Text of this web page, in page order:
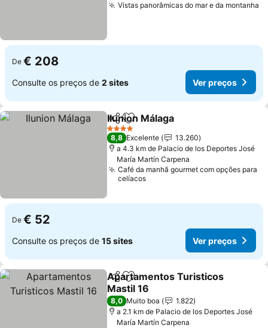
Vistas panorâmicas do mar e da montanha
De € 208
Consulte os preços de 2 sites Ver preços
PartilharAdicionar aos favoritos
Ilunion Málaga
4 Estrelas
8,8 Excelente
13.260
a 4.3 km de Palacio de los Deportes José
María Martín Carpena
Café da manhã gourmet com opções para
celíacos
De € 52
Consulte os preços de 15 sites Ver preços
PartilharAdicionar aos favoritos
Apartamentos Turisticos
Mastil 16
Ver preços
8,0 Muito boa
1.822
a 2.1 km de Palacio de los Deportes José
María Martín Carpena